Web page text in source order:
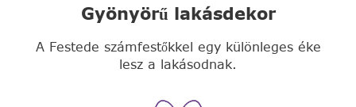
Gyönyörű lakásdekor
A Festede számfestőkkel egy különleges éke
lesz a lakásodnak.